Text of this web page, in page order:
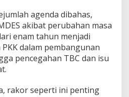
agenda dibahas,
akibat perubahan masa
enam tahun menjadi
dalam pembangunan
pencegahan TBC dan isu
rakor seperti ini penting